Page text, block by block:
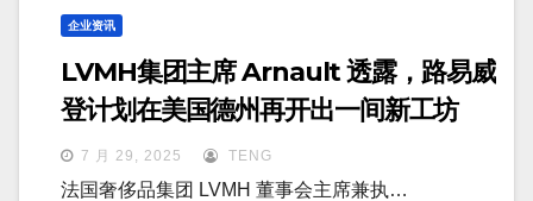
企业资讯
LVMH集团主席 Arnault 透露，路易威
登计划在美国德州再开出一间新工坊
7 月 29, 2025 TENG
法国奢侈品集团 LVMH 董事会主席兼执…